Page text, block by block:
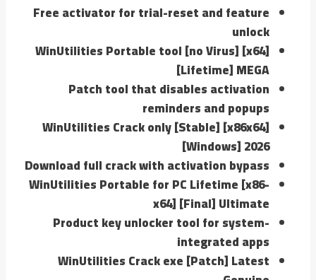
Free activator for trial-reset and feature
unlock
WinUtilities Portable tool [no Virus] [x64]
[Lifetime] MEGA
Patch tool that disables activation
reminders and popups
WinUtilities Crack only [Stable] [x86x64]
[Windows] 2026
Download full crack with activation bypass
WinUtilities Portable for PC Lifetime [x86-
x64] [Final] Ultimate
Product key unlocker tool for system-
integrated apps
WinUtilities Crack exe [Patch] Latest